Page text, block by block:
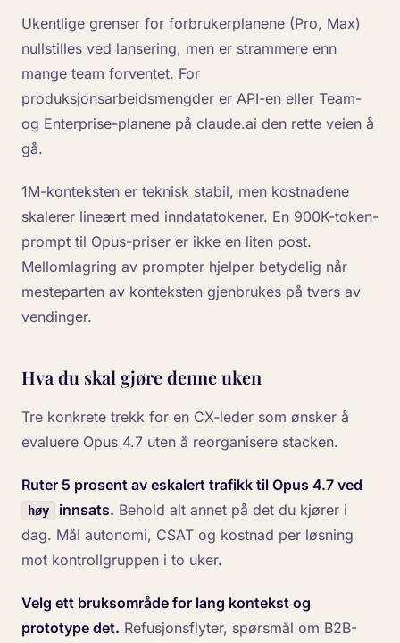
Ukentlige grenser for forbrukerplanene (Pro, Max)
nullstilles ved lansering, men er strammere enn
mange team forventet. For
produksjonsarbeidsmengder er API-en eller Team-
og Enterprise-planene på claude.ai den rette veien å
gå.
1M-konteksten er teknisk stabil, men kostnadene
skalerer lineært med inndatatokener. En 900K-token-
prompt til Opus-priser er ikke en liten post.
Mellomlagring av prompter hjelper betydelig når
mesteparten av konteksten gjenbrukes på tvers av
vendinger.
Hva du skal gjøre denne uken
Tre konkrete trekk for en CX-leder som ønsker å
evaluere Opus 4.7 uten å reorganisere stacken.
Ruter 5 prosent av eskalert trafikk til Opus 4.7 ved
høy innsats. Behold alt annet på det du kjører i
dag. Mål autonomi, CSAT og kostnad per løsning
mot kontrollgruppen i to uker.
Velg ett bruksområde for lang kontekst og
prototype det. Refusjonsflyter, spørsmål om B2B-